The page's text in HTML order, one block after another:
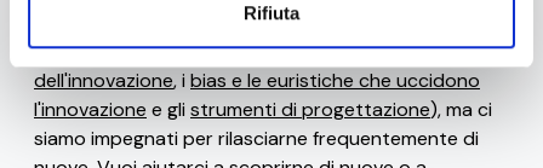
Rifiuta
Ad oggi sono disponibili solo alcune
(come ilglossario, lefrasi celebri dei ribelli
dell'innovazione, i bias e le euristiche che uccidono
l'innovazione e gli strumenti di progettazione), ma ci
siamo impegnati per rilasciarne frequentemente di